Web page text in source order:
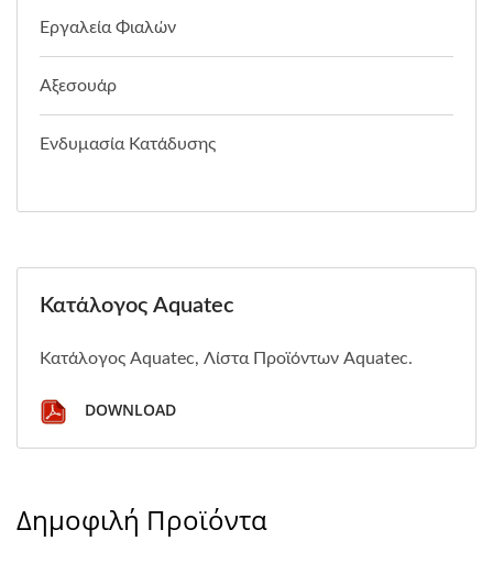
Εργαλεία Φιαλών
Αξεσουάρ
Ενδυμασία Κατάδυσης
Κατάλογος Aquatec
Κατάλογος Aquatec, Λίστα Προϊόντων Aquatec.
DOWNLOAD
Δημοφιλή Προϊόντα